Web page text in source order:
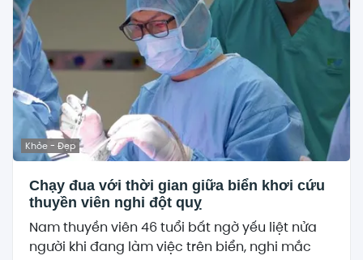
Khỏe - Đẹp
Chạy đua với thời gian giữa biển khơi cứu
thuyền viên nghi đột quỵ
Nam thuyền viên 46 tuổi bất ngờ yếu liệt nửa
người khi đang làm việc trên biển, nghi mắc